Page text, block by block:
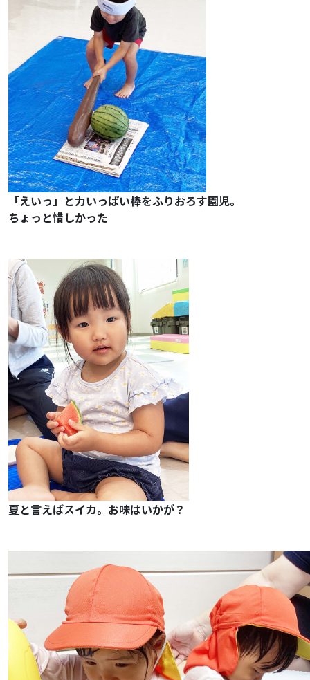
「えいっ」と力いっぱい棒をふりおろす園児。
ちょっと惜しかった
夏と言えばスイカ。お味はいかが？